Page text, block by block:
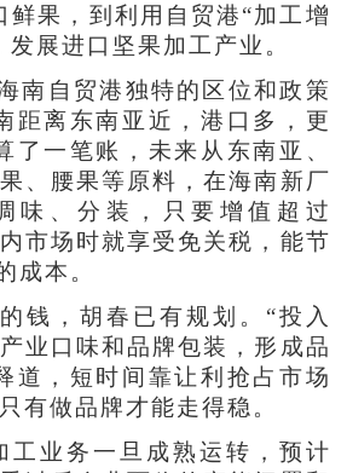
鲜果，到利用自贸港“加工增
展进口坚果加工产业。
南自贸港独特的区位和政策
距离东南亚近，港口多，更
了一笔账，未来从东南亚、
、腰果等原料，在海南新厂
味、分装，只要增值超过
市场时就享受免关税，能节
成本。
钱，胡春已有规划。“投入
业口味和品牌包装，形成品
道，短时间靠让利抢占市场
有做品牌才能走得稳。
工业务一旦成熟运转，预计